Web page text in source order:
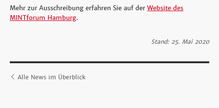
Mehr zur Ausschreibung erfahren Sie auf der Website des
MINTforum Hamburg.
Stand: 25. Mai 2020
Alle News im Überblick